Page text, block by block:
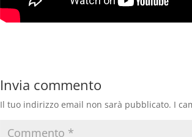
Invia commento
Il tuo indirizzo email non sarà pubblicato. I